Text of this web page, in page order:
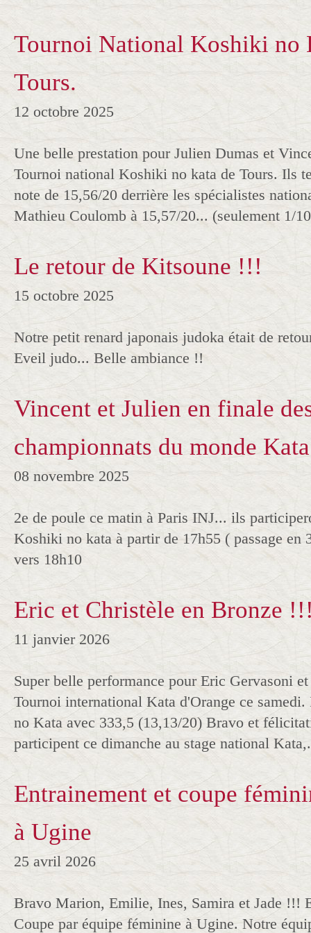
Tournoi National Koshiki no
Tours.
12 octobre 2025
Une belle prestation pour Julien Dumas et
Tournoi national Koshiki no kata de Tours. Ils
note de 15,56/20 derrière les spécialistes
Mathieu Coulomb à 15,57/20... (seulement 1/
Le retour de Kitsoune !!!
15 octobre 2025
Notre petit renard japonais judoka était de
Eveil judo... Belle ambiance !!
Vincent et Julien en finale
championnats du monde
08 novembre 2025
2e de poule ce matin à Paris INJ... ils
Koshiki no kata à partir de 17h55 ( passage en
vers 18h10
Eric et Christèle en Bronze
11 janvier 2026
Super belle performance pour Eric Gervasoni
Tournoi international Kata d'Orange ce
no Kata avec 333,5 (13,13/20) Bravo et
participent ce dimanche au stage national
Entrainement et coupe
à Ugine
25 avril 2026
Bravo Marion, Emilie, Ines, Samira et Jade !!!
Coupe par équipe féminine à Ugine. Notre